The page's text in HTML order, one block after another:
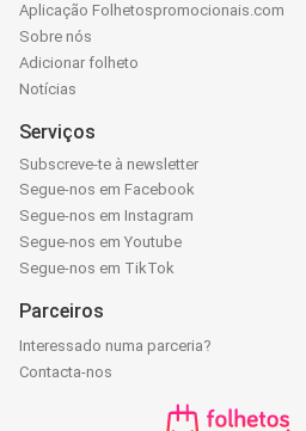
Aplicação Folhetospromocionais.com
Sobre nós
Adicionar folheto
Notícias
Serviços
Subscreve-te à newsletter
Segue-nos em Facebook
Segue-nos em Instagram
Segue-nos em Youtube
Segue-nos em TikTok
Parceiros
Interessado numa parceria?
Contacta-nos